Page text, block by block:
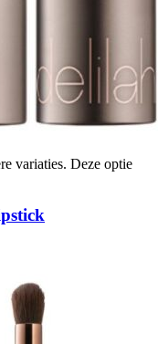
variaties. Deze optie